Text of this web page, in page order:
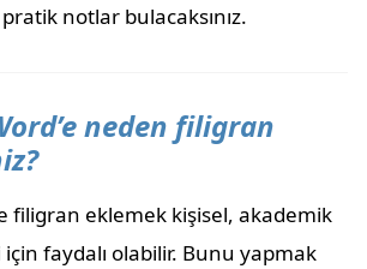
notlar bulacaksınız.
neden filigran
filigran eklemek kişisel, akademik
faydalı olabilir. Bunu yapmak